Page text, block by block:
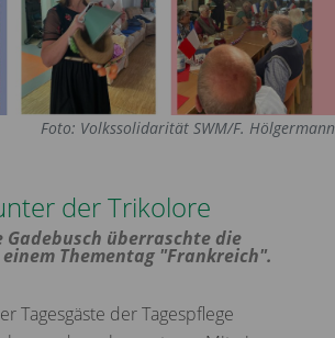
Foto: Volkssolidarität SWM/F. Hölgermann
der Trikolore
Gadebusch überraschte die
Thementag "Frankreich".
Tagesgäste der Tagespflege